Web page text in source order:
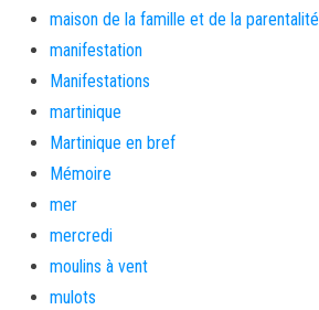
maison de la famille et de la parentalité
manifestation
Manifestations
martinique
Martinique en bref
Mémoire
mer
mercredi
moulins à vent
mulots